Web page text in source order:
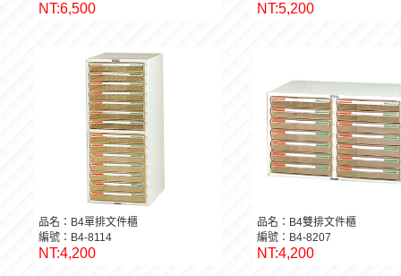
NT:6,500 NT:5,200
品名：B4單排文件櫃
編號：B4-8114
NT:4,200
品名：B4雙排文件櫃
編號：B4-8207
NT:4,200